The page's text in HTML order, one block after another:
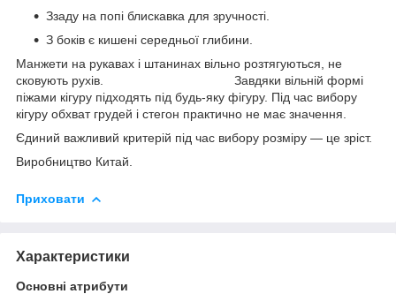
Ззаду на попі блискавка для зручності.
З боків є кишені середньої глибини.
Манжети на рукавах і штанинах вільно розтягуються, не
сковують рухів. Завдяки вільній формі
піжами кігуру підходять під будь-яку фігуру. Під час вибору
кігуру обхват грудей і стегон практично не має значення.
Єдиний важливий критерій під час вибору розміру — це зріст.
Виробництво Китай.
Приховати
Характеристики
Основні атрибути